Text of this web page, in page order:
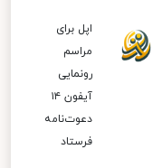
اپل برای
مراسم
رونمایی
آیفون ۱۴
دعوت‌نامه
فرستاد